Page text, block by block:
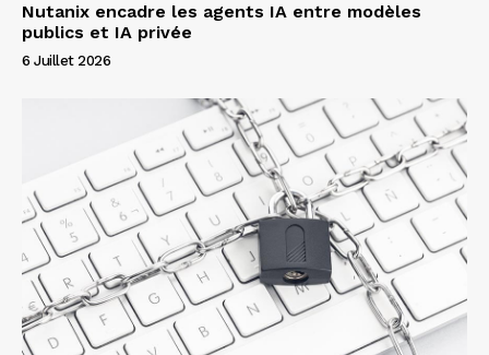
Nutanix encadre les agents IA entre modèles
publics et IA privée
6 Juillet 2026